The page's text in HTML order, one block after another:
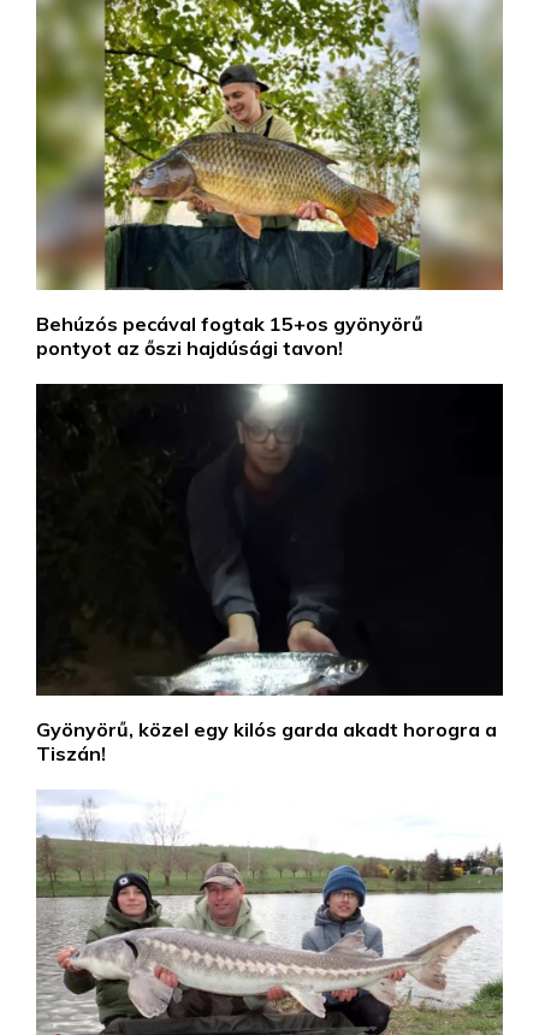
Behúzós pecával fogtak 15+os gyönyörű
pontyot az őszi hajdúsági tavon!
Gyönyörű, közel egy kilós garda akadt horogra a
Tiszán!